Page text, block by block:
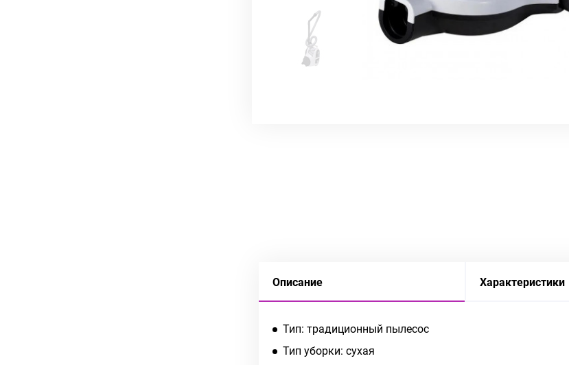
Описание Характеристики
Тип: традиционный пылесос
Тип уборки: сухая